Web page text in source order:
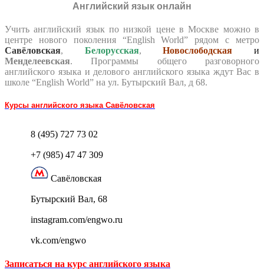
Английский язык онлайн
Учить английский язык по низкой цене в Москве можно в
центре нового поколения “English World” рядом с метро
Савёловская, Белорусская,Новослободскаяи
Менделеевская. Программы общего разговорного
английского языка и делового английского языка ждут Вас в
школе “English World” на ул. Бутырский Вал, д 68.
Курсы английского языка Савёловская
8 (495) 727 73 02
+7 (985) 47 47 309
Савёловская
Бутырский Вал, 68
instagram.com/engwo.ru
vk.com/engwo
Записаться на курс английского языка